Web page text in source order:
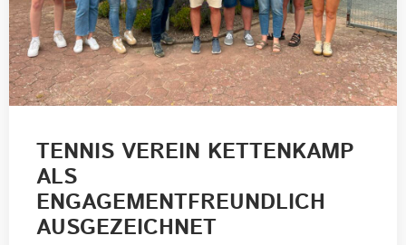
TENNIS VEREIN KETTENKAMP
ALS
ENGAGEMENTFREUNDLICH
AUSGEZEICHNET